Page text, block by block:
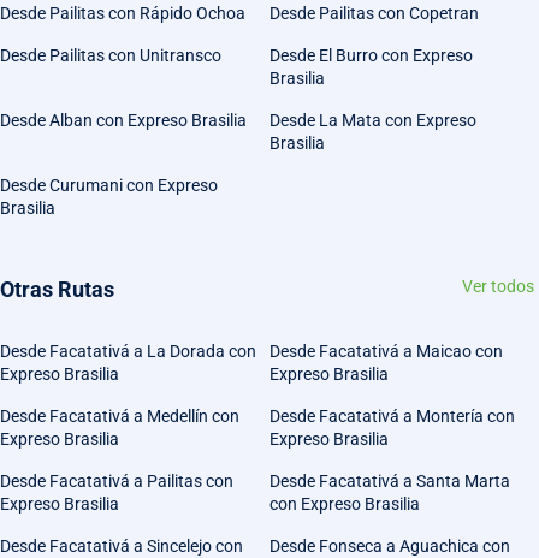
Desde Pailitas con Rápido Ochoa Desde Pailitas con Copetran
Desde Pailitas con Unitransco
Desde El Burro con Expreso
Brasilia
Desde Alban con Expreso Brasilia
Desde La Mata con Expreso
Brasilia
Desde Curumani con Expreso
Brasilia
Otras Rutas Ver todos
Desde Facatativá a La Dorada con
Expreso Brasilia
Desde Facatativá a Maicao con
Expreso Brasilia
Desde Facatativá a Medellín con
Expreso Brasilia
Desde Facatativá a Montería con
Expreso Brasilia
Desde Facatativá a Pailitas con
Expreso Brasilia
Desde Facatativá a Santa Marta
con Expreso Brasilia
Desde Facatativá a Sincelejo con
Desde Fonseca a Aguachica con